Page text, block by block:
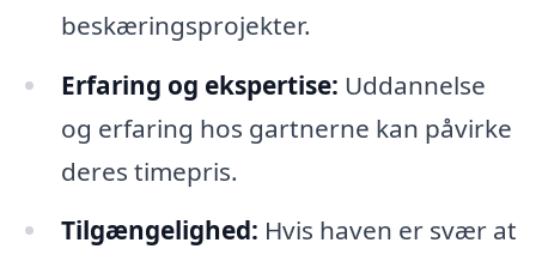
beskæringsprojekter.
Erfaring og ekspertise: Uddannelse
og erfaring hos gartnerne kan påvirke
deres timepris.
Tilgængelighed: Hvis haven er svær at